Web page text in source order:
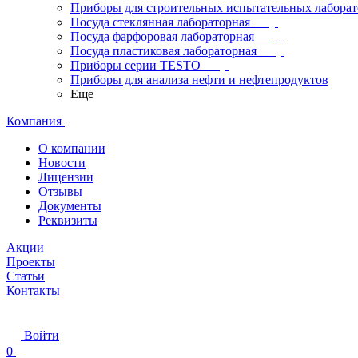
Приборы для строительных испытательных
Посуда стеклянная лабораторная
Посуда фарфоровая лабораторная
Посуда пластиковая лабораторная
Приборы серии TESTO
Приборы для анализа нефти и нефтепродуктов
Еще
Компания
О компании
Новости
Лицензии
Отзывы
Документы
Реквизиты
Акции
Проекты
Статьи
Контакты
Войти
0